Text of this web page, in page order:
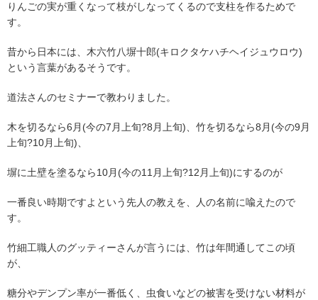
りんごの実が重くなって枝がしなってくるので支柱を作るためで
す。
昔から日本には、木六竹八塀十郎(キロクタケハチヘイジュウロウ)
という言葉があるそうです。
道法さんのセミナーで教わりました。
木を切るなら6月(今の7月上旬?8月上旬)、竹を切るなら8月(今の9月
上旬?10月上旬)、
塀に土壁を塗るなら10月(今の11月上旬?12月上旬)にするのが
一番良い時期ですよという先人の教えを、人の名前に喩えたので
す。
竹細工職人のグッティーさんが言うには、竹は年間通してこの頃
が、
糖分やデンプン率が一番低く、虫食いなどの被害を受けない材料が